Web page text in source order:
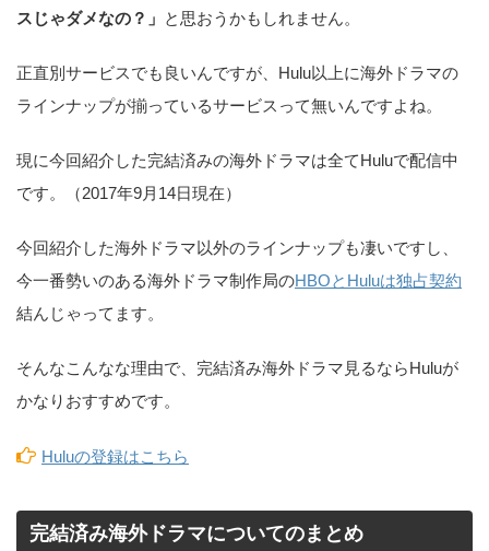
スじゃダメなの？」 と思おうかもしれません。
正直別サービスでも良いんですが、Hulu以上に海外ドラマの
ラインナップが揃っているサービスって無いんですよね。
現に今回紹介した完結済みの海外ドラマは全てHuluで配信中
です。（2017年9月14日現在）
今回紹介した海外ドラマ以外のラインナップも凄いですし、
今一番勢いのある海外ドラマ制作局のHBOとHuluは独占契約
結んじゃってます。
そんなこんなな理由で、完結済み海外ドラマ見るならHuluが
かなりおすすめです。
Huluの登録はこちら
完結済み海外ドラマについてのまとめ